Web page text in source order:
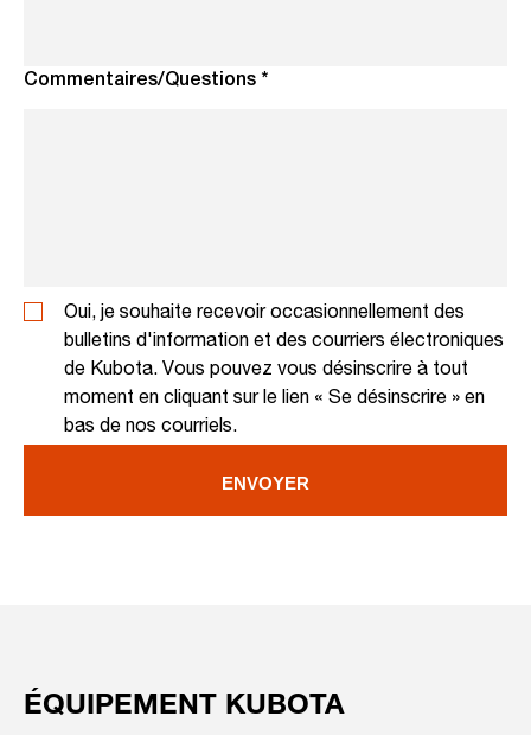
Commentaires/Questions *
Oui, je souhaite recevoir occasionnellement des
bulletins d'information et des courriers électroniques
de Kubota. Vous pouvez vous désinscrire à tout
moment en cliquant sur le lien « Se désinscrire » en
bas de nos courriels.
ENVOYER
ÉQUIPEMENT KUBOTA